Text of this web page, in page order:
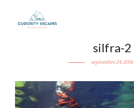
silfra-2
septembre 24, 2016